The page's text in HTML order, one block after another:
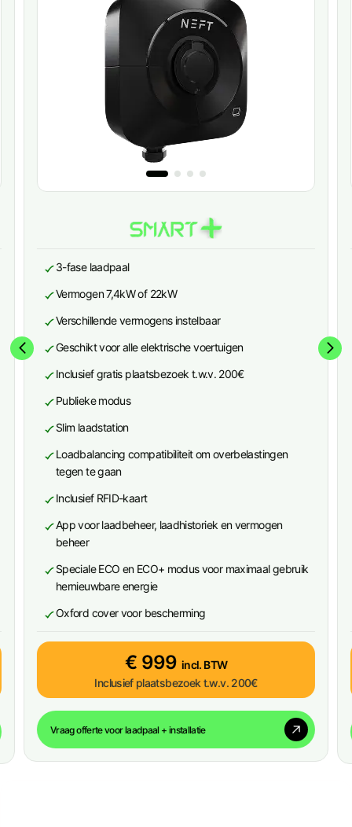
3-fase laadpaal
Vermogen 7,4kW of 22kW
Verschillende vermogens instelbaar
Geschikt voor alle elektrische voertuigen
Inclusief gratis plaatsbezoek t.w.v. 200€
Publieke modus
Slim laadstation
Loadbalancing compatibiliteit om overbelastingen
tegen te gaan
Inclusief RFID-kaart
App voor laadbeheer, laadhistoriek en vermogen
beheer
Speciale ECO en ECO+ modus voor maximaal gebruik
hernieuwbare energie
Oxford cover voor bescherming
€ 999 incl. BTW
Inclusief plaatsbezoek t.w.v. 200€
Vraag offerte voor laadpaal + installatie